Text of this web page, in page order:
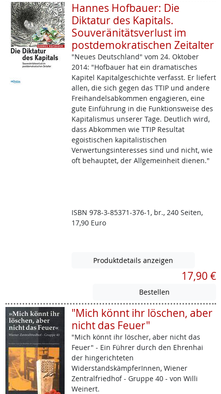
Hannes Hofbauer: Die
Diktatur des Kapitals.
Souveränitätsverlust im
postdemokratischen Zeitalter
"Neues Deutschland" vom 24. Oktober
2014: "Hofbauer hat ein dramatisches
Kapitel Kapitalgeschichte verfasst. Er liefert
allen, die sich gegen das TTIP und andere
Freihandelsabkommen engagieren, eine
gute Einführung in die Funktionsweise des
Kapitalismus unserer Tage. Deutlich wird,
dass Abkommen wie TTIP Resultat
egoistischen kapitalistischen
Verwertungsinteresses sind und nicht, wie
oft behauptet, der Allgemeinheit dienen."
ISBN 978-3-85371-376-1, br., 240 Seiten,
17,90 Euro
Produktdetails anzeigen
17,90 €
"Mich könnt ihr löschen, aber
nicht das Feuer"
"Mich könnt ihr löscher, aber nicht das
Feuer" - Ein Führer durch den Ehrenhai
der hingerichteten
WiderstandskämpferInnen, Wiener
Zentralfriedhof - Gruppe 40 - von Willi
Weinert.